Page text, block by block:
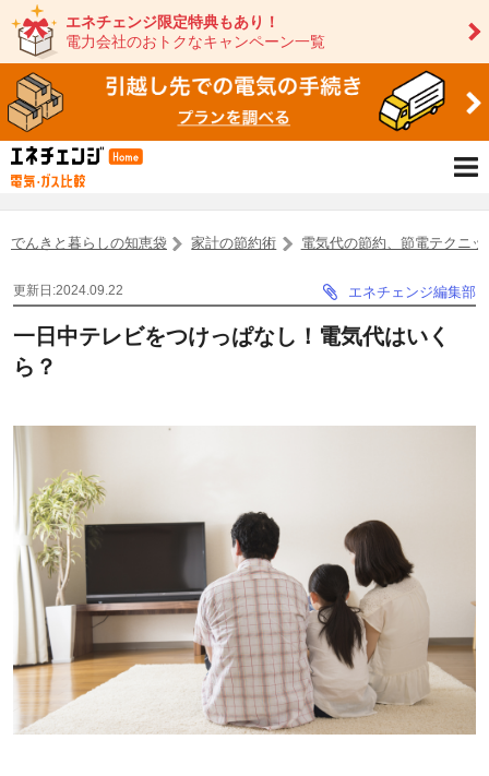
エネチェンジ限定特典もあり！
電力会社のおトクなキャンペーン一覧
でんきと暮らしの知恵袋 家計の節約術 電気代の節約、節電テクニッ
更新日:2024.09.22 エネチェンジ編集部
一日中テレビをつけっぱなし！電気代はいく
ら？